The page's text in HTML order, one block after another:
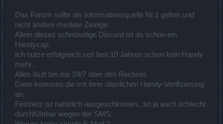
Das Forum sollte als Informationsquelle Nr.1 gelten und
nicht andere mediale Zweige.
Allein dieses schnöselige Discord ist da schon ein
Handycap.
Ich nutze erfolgreich seit fast 10 Jahren schon kein Handy
mehr.
Alles läuft bei mir 24/7 über den Rechner.
Dann kommen die mit ihrer dämlichen Handy-Verifizierung
an.
Festnetz ist natürlich ausgeschlossen...ist ja auch schlecht
durchführbar wegen der SMS.